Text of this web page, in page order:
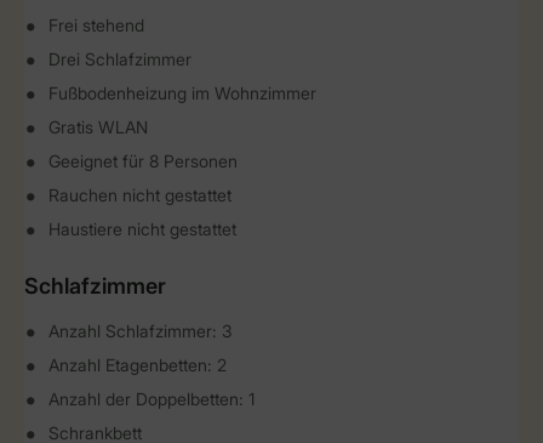
Frei stehend
Drei Schlafzimmer
Fußbodenheizung im Wohnzimmer
Gratis WLAN
Geeignet für 8 Personen
Rauchen nicht gestattet
Haustiere nicht gestattet
Schlafzimmer
Anzahl Schlafzimmer: 3
Anzahl Etagenbetten: 2
Anzahl der Doppelbetten: 1
Schrankbett